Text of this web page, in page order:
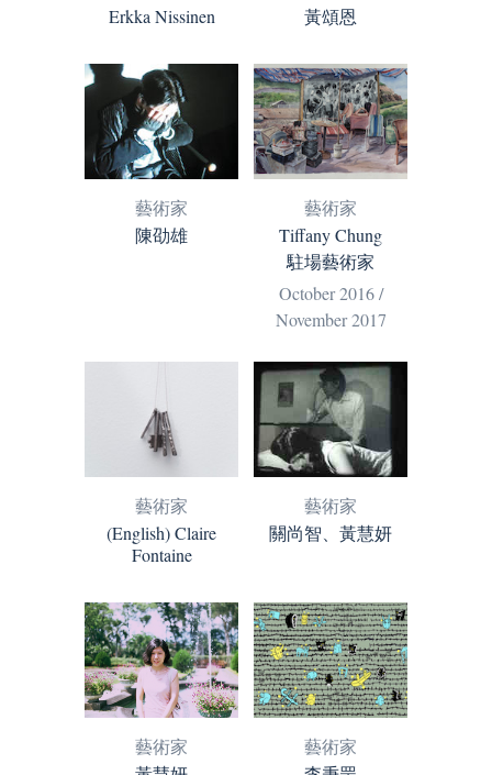
Erkka Nissinen
黃頌恩
藝術家
陳劭雄
藝術家
Tiffany Chung
駐場藝術家
October 2016 /
November 2017
藝術家
(English) Claire
Fontaine
藝術家
關尚智、黃慧妍
藝術家
藝術家